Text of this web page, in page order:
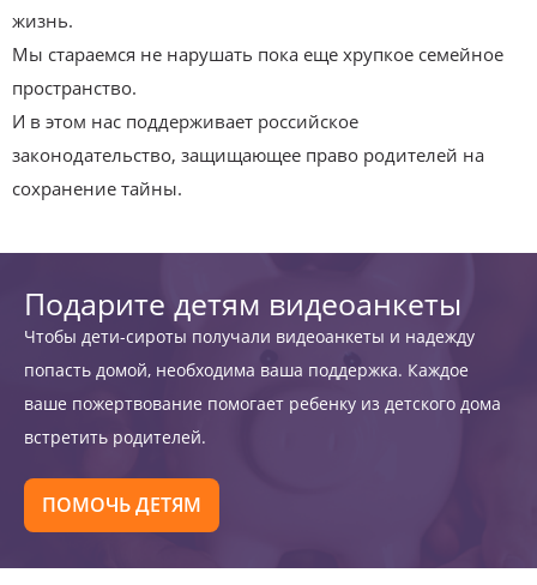
жизнь.
Мы стараемся не нарушать пока еще хрупкое семейное
пространство.
И в этом нас поддерживает российское
законодательство, защищающее право родителей на
сохранение тайны.
Подарите детям видеоанкеты
Чтобы дети-сироты получали видеоанкеты и надежду
попасть домой, необходима ваша поддержка. Каждое
ваше пожертвование помогает ребенку из детского дома
встретить родителей.
ПОМОЧЬ ДЕТЯМ